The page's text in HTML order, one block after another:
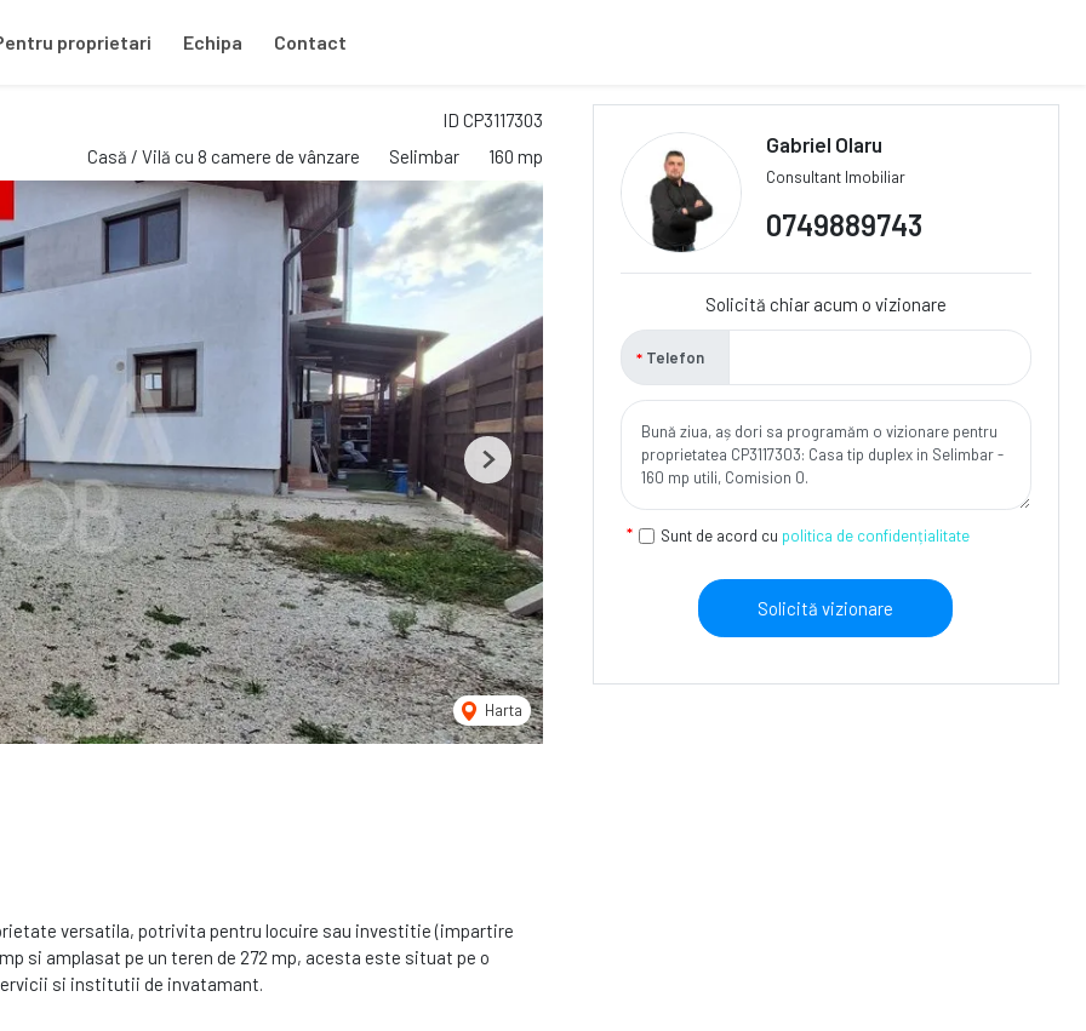
proprietari Echipa Contact
ID CP3117303
Casă / Vilă cu 8 camere de vânzare Selimbar 160 mp
Harta
Next
versatila, potrivita pentru locuire sau investitie (impartire
si amplasat pe un teren de 272 mp, acesta este situat pe o
si institutii de invatamant.
Gabriel Olaru
Consultant Imobiliar
0749889743
Solicită chiar acum o vizionare
Telefon
Sunt de acord cu politica de confidențialitate
Solicită vizionare